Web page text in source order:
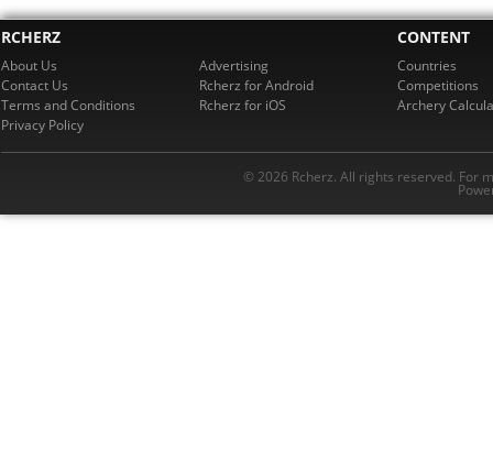
RCHERZ
About Us
Contact Us
Terms and Conditions
Privacy Policy
Advertising
Rcherz for Android
Rcherz for iOS
CONTENT
Countries
Competitions
Archery
© 2026 Rcherz. All rights reserved. For